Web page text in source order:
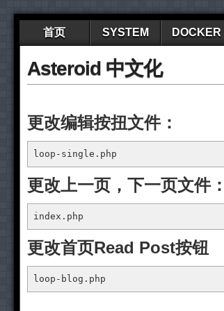
首页 SYSTEM DOCKER
Asteroid 中文化
更改编辑按扭文件：
loop-single.php
更改上一页，下一页文件：
index.php
更改首页Read Post按钮
loop-blog.php